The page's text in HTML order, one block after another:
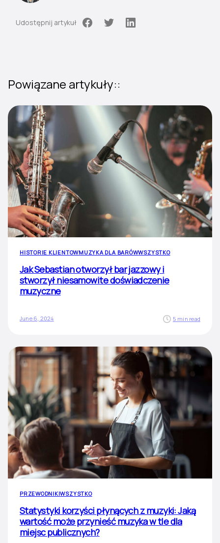
Udostępnij artykuł
Powiązane artykuły::
HISTORIE KLIENTOWMUZYKA DLA BARÓWWSZYSTKO
Jak Sebastian otworzył bar jazzowy i
stworzył niesamowite doświadczenie
muzyczne
June 6, 2024 5 min read
PRZEWODNIKIWSZYSTKO
Statystyki korzyści płynących z muzyki: Jaką
wartość może przynieść muzyka w tle dla
miejsc publicznych?